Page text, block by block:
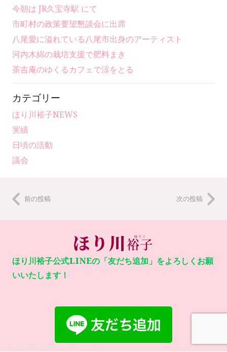
今朝は JR久宝寺駅 にて
市町村の政策要望懇談会に出席
八尾愛に溢れている八尾市出身のアーティスト
河内木綿の栽培支援で肥料まき
茶吉庵のゆくるカフェで涼をとる
カテゴリー
ほり川裕子NEWS
実績
日頃の活動
議会
前の投稿 次の投稿
ほり川裕子公式LINEの「友だち追加」をよろしくお願
いいたします！